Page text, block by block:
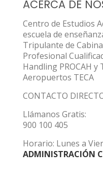
ACERCA DE
Centro de Estudios
escuela de
Tripulante de
Profesional
Handling PROCAH y
Aeropuertos TECA
CONTACTO
Llámanos Gratis:
900 100 405
Horario: Lunes a
ADMINISTRACIÓN